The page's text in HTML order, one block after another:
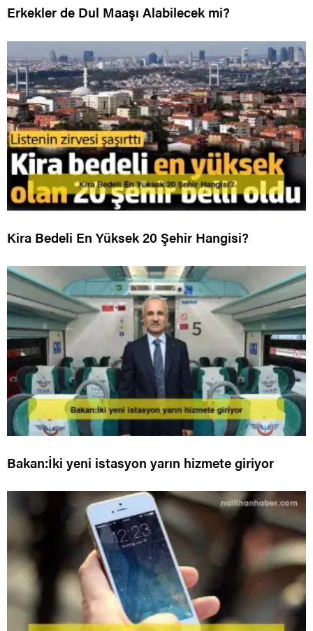
Erkekler de Dul Maaşı Alabilecek mi?
Kira Bedeli En Yüksek 20 Şehir Hangisi?
Bakan:İki yeni istasyon yarın hizmete giriyor